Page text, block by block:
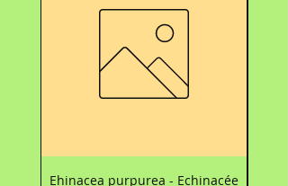
Ehinacea purpurea - Echinacée